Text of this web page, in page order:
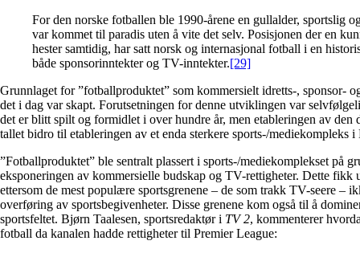
For den norske fotballen ble 1990-årene en gullalder, sportslig
var kommet til paradis uten å vite det selv. Posisjonen der en
hester samtidig, har satt norsk og internasjonal fotball i en
både sponsorinntekter og TV-inntekter.[29]
Grunnlaget for ”fotballproduktet” som kommersielt idretts-, sponsor-
det i dag var skapt. Forutsetningen for denne utviklingen var
det er blitt spilt og formidlet i over hundre år, men etableringen av den
tallet bidro til etableringen av et enda sterkere sports-/mediekompleks
”Fotballproduktet” ble sentralt plassert i sports-/mediekomplekset på
eksponeringen av kommersielle budskap og TV-rettigheter. Dette fikk
ettersom de mest populære sportsgrenene – de som trakk TV-seere –
overføring av sportsbegivenheter. Disse grenene kom også til å
sportsfeltet. Bjørn Taalesen, sportsredaktør i TV 2, kommenterer
fotball da kanalen hadde rettigheter til Premier League: